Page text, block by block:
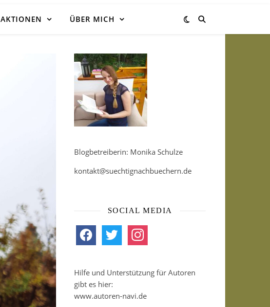
AKTIONEN ÜBER MICH
Blogbetreiberin: Monika Schulze
kontakt@suechtignachbuechern.de
SOCIAL MEDIA
facebook twitter instagram
Hilfe und Unterstützung für Autoren
gibt es hier:
www.autoren-navi.de